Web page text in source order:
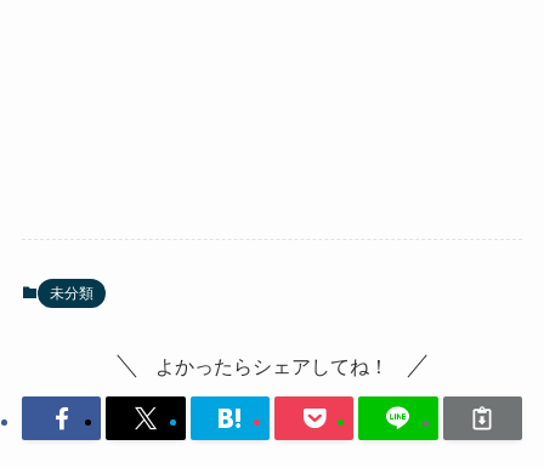
未分類
よかったらシェアしてね！